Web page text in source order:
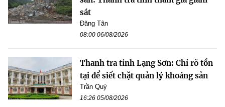
sát
Đăng Tân
08:00 06/08/2026
Thanh tra tỉnh Lạng Sơn: Chỉ rõ tồn
tại để siết chặt quản lý khoáng sản
Trần Quý
16:26 05/08/2026